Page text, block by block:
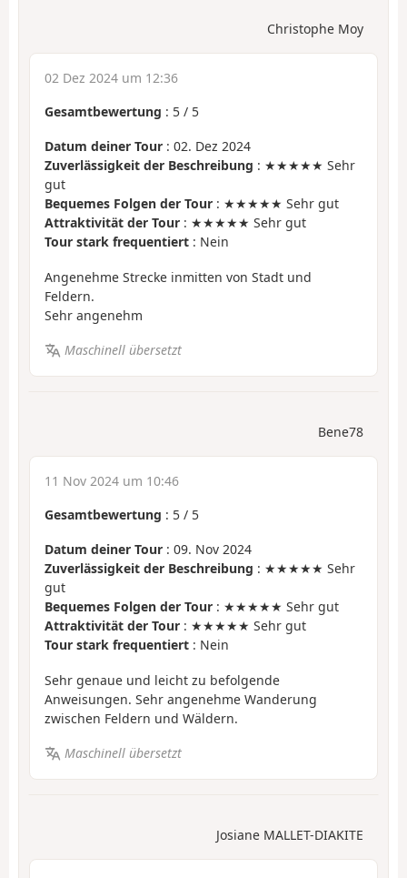
Christophe Moy
02 Dez 2024 um 12:36
Gesamtbewertung : 5 / 5
Datum deiner Tour : 02. Dez 2024
Zuverlässigkeit der Beschreibung : ★★★★★ Sehr
gut
Bequemes Folgen der Tour : ★★★★★ Sehr gut
Attraktivität der Tour : ★★★★★ Sehr gut
Tour stark frequentiert : Nein
Angenehme Strecke inmitten von Stadt und
Feldern.
Sehr angenehm
Maschinell übersetzt
Bene78
11 Nov 2024 um 10:46
Gesamtbewertung : 5 / 5
Datum deiner Tour : 09. Nov 2024
Zuverlässigkeit der Beschreibung : ★★★★★ Sehr
gut
Bequemes Folgen der Tour : ★★★★★ Sehr gut
Attraktivität der Tour : ★★★★★ Sehr gut
Tour stark frequentiert : Nein
Sehr genaue und leicht zu befolgende
Anweisungen. Sehr angenehme Wanderung
zwischen Feldern und Wäldern.
Maschinell übersetzt
Josiane MALLET-DIAKITE